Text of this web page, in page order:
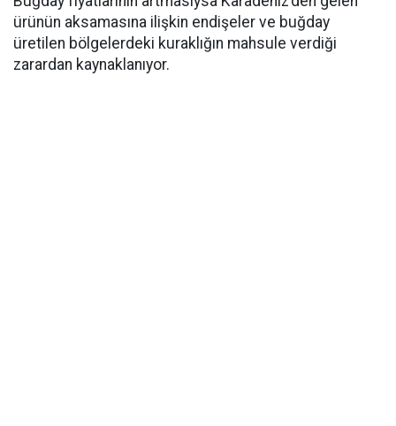
ürünün aksamasına ilişkin endişeler ve buğday
üretilen bölgelerdeki kuraklığın mahsule verdiği
zarardan kaynaklanıyor.